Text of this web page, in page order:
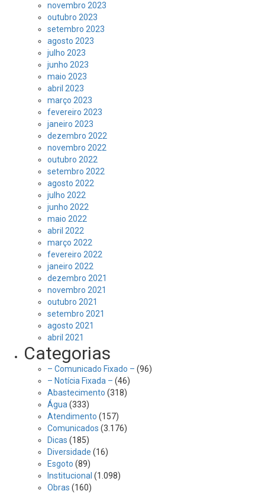
novembro 2023
outubro 2023
setembro 2023
agosto 2023
julho 2023
junho 2023
maio 2023
abril 2023
março 2023
fevereiro 2023
janeiro 2023
dezembro 2022
novembro 2022
outubro 2022
setembro 2022
agosto 2022
julho 2022
junho 2022
maio 2022
abril 2022
março 2022
fevereiro 2022
janeiro 2022
dezembro 2021
novembro 2021
outubro 2021
setembro 2021
agosto 2021
abril 2021
Categorias
– Comunicado Fixado – (96)
– Notícia Fixada – (46)
Abastecimento (318)
Água (333)
Atendimento (157)
Comunicados (3.176)
Dicas (185)
Diversidade (16)
Esgoto (89)
Institucional (1.098)
Obras (160)